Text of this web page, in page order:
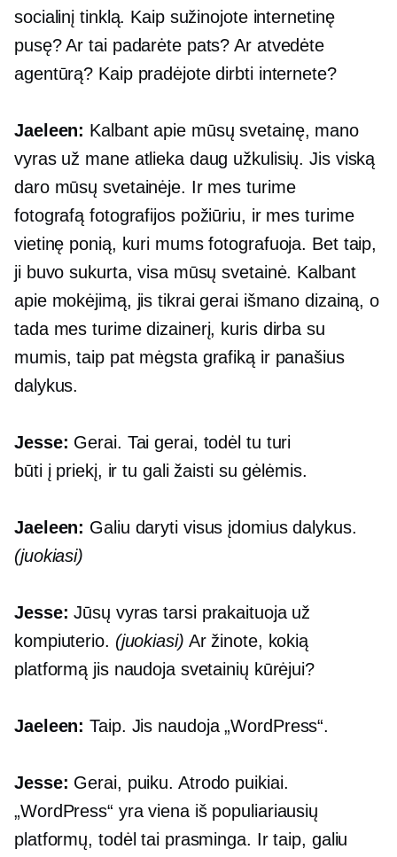
socialinį tinklą. Kaip sužinojote internetinę
pusę? Ar tai padarėte pats? Ar atvedėte
agentūrą? Kaip pradėjote dirbti internete?
Jaeleen: Kalbant apie mūsų svetainę, mano
vyras už mane atlieka daug užkulisių. Jis viską
daro mūsų svetainėje. Ir mes turime
fotografąfotografijos požiūriu, ir mes turime
vietinę ponią, kuri mums fotografuoja. Bet taip,
ji buvo sukurta, visa mūsų svetainė. Kalbant
apie mokėjimą, jis tikrai gerai išmano dizainą, o
tada mes turime dizainerį, kuris dirba su
mumis, taip pat mėgsta grafiką ir panašius
dalykus.
Jesse: Gerai. Tai gerai, todėl tu turi
būti į priekį, ir tu gali žaisti su gėlėmis.
Jaeleen: Galiu daryti visus įdomius dalykus.
(juokiasi)
Jesse: Jūsų vyras tarsi prakaituoja už
kompiuterio. (juokiasi) Ar žinote, kokią
platformą jis naudoja svetainių kūrėjui?
Jaeleen: Taip. Jis naudoja „WordPress“.
Jesse: Gerai, puiku. Atrodo puikiai.
„WordPress“ yra viena iš populiariausių
platformų, todėl tai prasminga. Ir taip, galiu